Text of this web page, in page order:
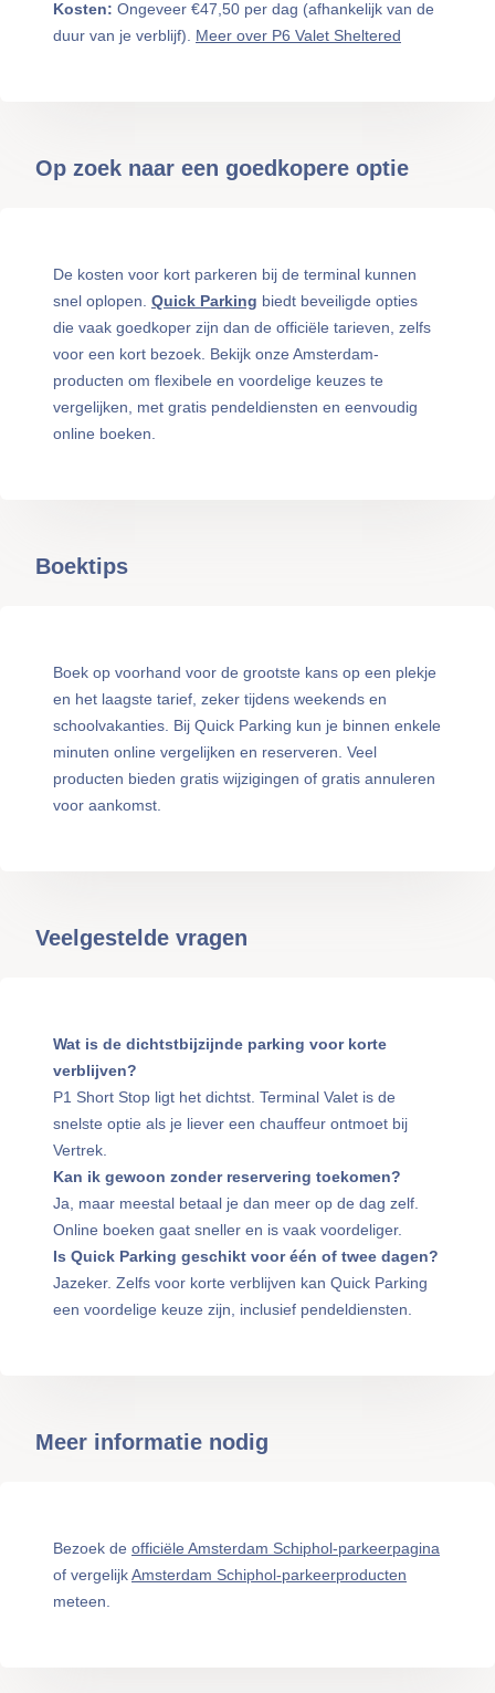
Kosten: Ongeveer €47,50 per dag (afhankelijk van de
duur van je verblijf). Meer over P6 Valet Sheltered
Op zoek naar een goedkopere optie
De kosten voor kort parkeren bij de terminal kunnen
snel oplopen. Quick Parking biedt beveiligde opties
die vaak goedkoper zijn dan de officiële tarieven, zelfs
voor een kort bezoek. Bekijk onze Amsterdam-
producten om flexibele en voordelige keuzes te
vergelijken, met gratis pendeldiensten en eenvoudig
online boeken.
Boektips
Boek op voorhand voor de grootste kans op een plekje
en het laagste tarief, zeker tijdens weekends en
schoolvakanties. Bij Quick Parking kun je binnen enkele
minuten online vergelijken en reserveren. Veel
producten bieden gratis wijzigingen of gratis annuleren
voor aankomst.
Veelgestelde vragen
Wat is de dichtstbijzijnde parking voor korte
verblijven?
P1 Short Stop ligt het dichtst. Terminal Valet is de
snelste optie als je liever een chauffeur ontmoet bij
Vertrek.
Kan ik gewoon zonder reservering toekomen?
Ja, maar meestal betaal je dan meer op de dag zelf.
Online boeken gaat sneller en is vaak voordeliger.
Is Quick Parking geschikt voor één of twee dagen?
Jazeker. Zelfs voor korte verblijven kan Quick Parking
een voordelige keuze zijn, inclusief pendeldiensten.
Meer informatie nodig
Bezoek de officiële Amsterdam Schiphol-parkeerpagina
of vergelijkAmsterdam Schiphol-parkeerproducten
meteen.